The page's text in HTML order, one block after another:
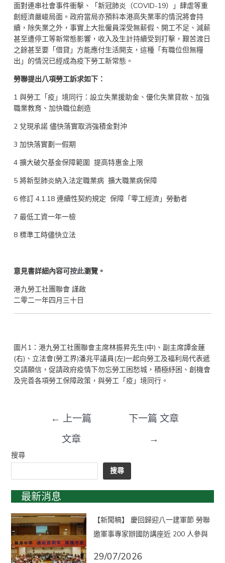
面對連串社會事件衝擊、「新冠肺炎（COVID-19）」肆虐等重
創經濟嚴峻局面。政府當局亦預料本港高失業率的情況將會持
續，除失業之外，事實上大批僱員深受無薪假、開工不足、減薪
甚至遭停工等新常態影響，收入及生計持續受到打擊，艱苦渡日
之餘甚至要「借貸」方能應付生活開支，這種「有職位但無糧
出」的情況已經成為疫下勞工新常態。
勞聯提出八項勞工訴求如下：
1 與勞工「疫」境同行：設立失業援助金、優化失業貸款、加強
職業教育、加快職位創造
2 兌現承諾 儘快落實取消強積金對沖
3 加快落實劃一假期
4 擴大破欠基金保障範圍 提高特惠金上限
5 將新型肺炎納入法定職業病 擴大職業病保障
6 修訂 4.1.18 連續性契約規定 保障「零工經濟」勞動者
7 最低工資一年一檢
8 標準工時儘快立法
意見書詳細內容可按此瀏覽。
港九勞工社團聯會 謹啟
二零二一年四月三十日
圖片1：港九勞工社團聯會主席林振昇先生(中)、副主席譚金蓮
(右)、立法會(勞工界)潘兆平議員(左)一起向勞工及福利局代表遞
交請願信，促請政府疫情下勿忘勞工困愁城，積極紓困、創機會
及完善各項勞工保障政策，與勞工「疫」境同行。
← 上一篇
文章
下一篇 文章
→
搜尋
搜尋
最新消息
【新聞稿】 慶回歸迎八一建軍節 勞聯
邀軍事專家辦國防講座近 200 人參與
29/07/2026